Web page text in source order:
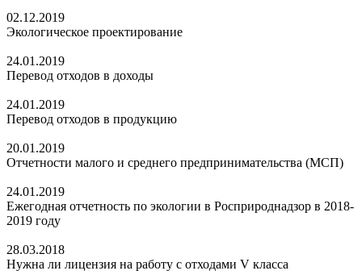
02.12.2019
Экологическое проектирование
24.01.2019
Перевод отходов в доходы
24.01.2019
Перевод отходов в продукцию
20.01.2019
Отчетности малого и среднего предпринимательства (МСП)
24.01.2019
Ежегодная отчетность по экологии в Росприроднадзор в 2018-
2019 году
28.03.2018
Нужна ли лицензия на работу с отходами V класса